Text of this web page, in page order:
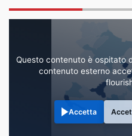
Questo contenuto è ospitato
contenuto esterno
Accetta